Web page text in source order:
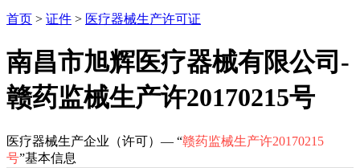
首页 > 证件 > 医疗器械生产许可证
南昌市旭辉医疗器械有限公司-
赣药监械生产许20170215号
医疗器械生产企业（许可）— “赣药监械生产许20170215
号”基本信息